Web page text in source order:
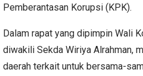
Pemberantasan Korupsi (KPK).
Dalam rapat yang dipimpin Wali
diwakili Sekda Wiriya Alrahman,
daerah terkait untuk bersama-